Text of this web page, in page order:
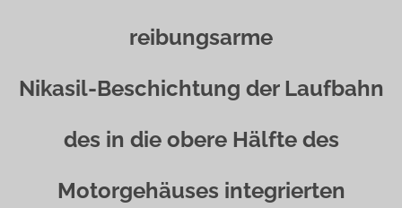
reibungsarme
Nikasil-Beschichtung der Laufbahn
des in die obere Hälfte des
Motorgehäuses integrierten